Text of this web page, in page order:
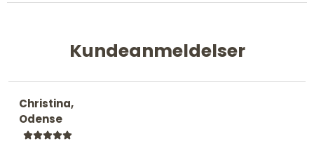
Kundeanmeldelser
Christina,
Odense